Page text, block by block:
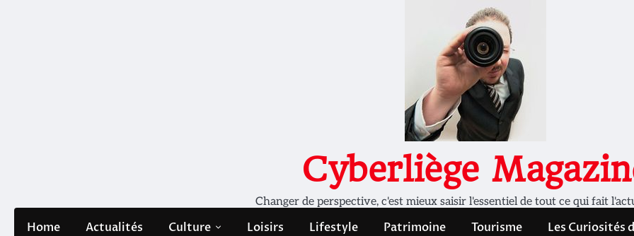
Cyberliège
Changer de perspective, c'est mieux saisir l'essentiel de tout ce qui fait
Home Actualités Culture Loisirs Lifestyle Patrimoine Tourisme Les Curiosités